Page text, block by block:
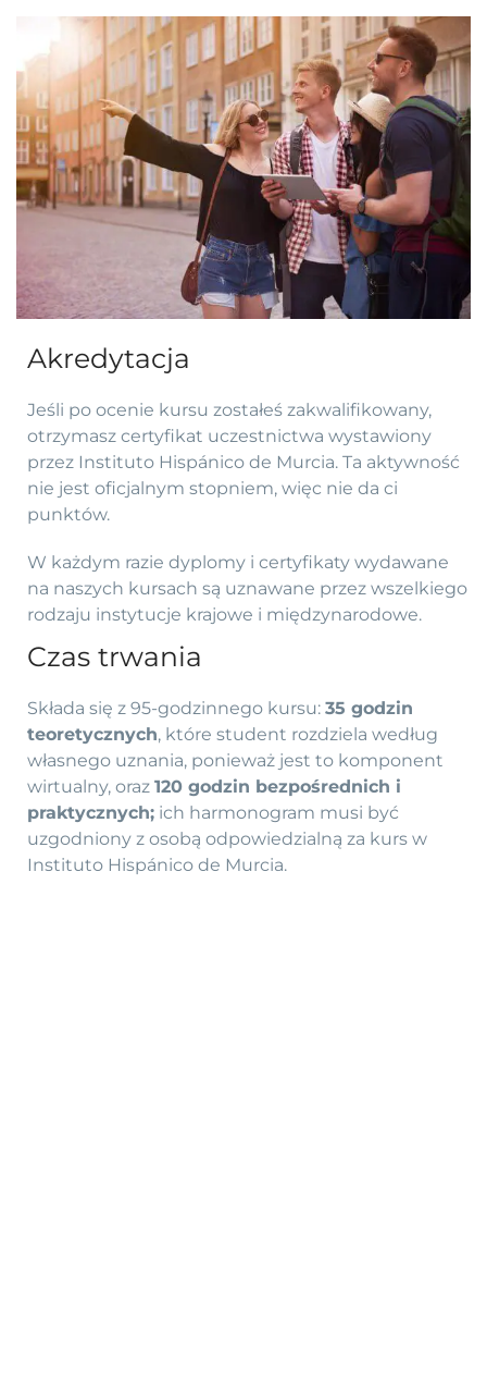
Akredytacja
Jeśli po ocenie kursu zostałeś zakwalifikowany,
otrzymasz certyfikat uczestnictwa wystawiony
przez Instituto Hispánico de Murcia. Ta aktywność
nie jest oficjalnym stopniem, więc nie da ci
punktów.
W każdym razie dyplomy i certyfikaty wydawane
na naszych kursach są uznawane przez wszelkiego
rodzaju instytucje krajowe i międzynarodowe.
Czas trwania
Składa się z 95-godzinnego kursu: 35 godzin
teoretycznych, które student rozdziela według
własnego uznania, ponieważ jest to komponent
wirtualny, oraz 120 godzin bezpośrednich i
praktycznych; ich harmonogram musi być
uzgodniony z osobą odpowiedzialną za kurs w
Instituto Hispánico de Murcia.